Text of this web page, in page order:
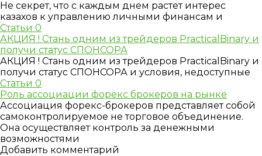
Не секрет, что с каждым днем растет интерес
казахов к управлению личными финансам и
Статьи 0
АКЦИЯ ! Стань одним из трейдеров PracticalBinary и
получи статус СПОНСОРА
АКЦИЯ ! Стань одним из трейдеров PracticalBinary и
получи статус СПОНСОРА и условия, недоступные
Статьи 0
Роль ассоциации форекс брокеров на рынке
Ассоциация форекс-брокеров представляет собой
самоконтролируемое не торговое объединение.
Она осуществляет контроль за денежными
возможностями
Добавить комментарий